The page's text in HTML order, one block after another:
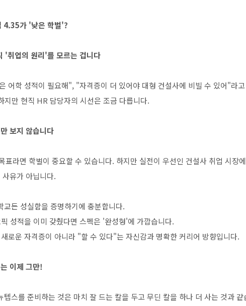
4.35가 '낮은 학벌'?
'취업의 원리'를 모르는 겁니다
어학 성적이 필요해", "자격증이 더 있어야 대형 건설사에 비빌 수 있어"라
지만 현직 HR 담당자의 시선은 조금 다릅니다.
보지 않습니다
표라면 학벌이 중요할 수 있습니다. 하지만 실전이 우선인 건설사 취업 시장
유가 아닙니다.
든 성실함을 증명하기에 충분합니다.
성적을 이미 갖췄다면 스펙은 '완성형'에 가깝습니다.
로운 자격증이 아니라 "할 수 있다"는 자신감과 명확한 커리어 방향입니다.
이제 그만!
스를 준비하는 것은 마치 잘 드는 칼을 두고 무딘 칼을 하나 더 사는 것과 같